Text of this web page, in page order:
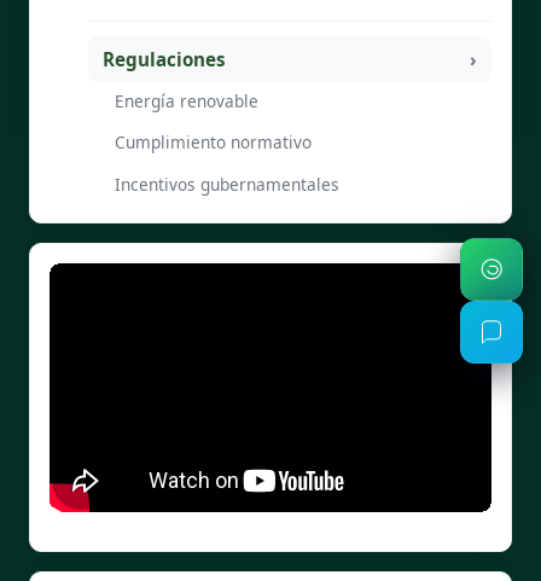
Regulaciones
Energía renovable
Cumplimiento normativo
Incentivos gubernamentales